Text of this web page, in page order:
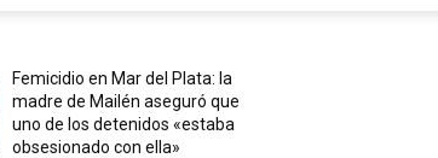
Femicidio en Mar del Plata: la
madre de Mailén aseguró que
uno de los detenidos «estaba
obsesionado con ella»